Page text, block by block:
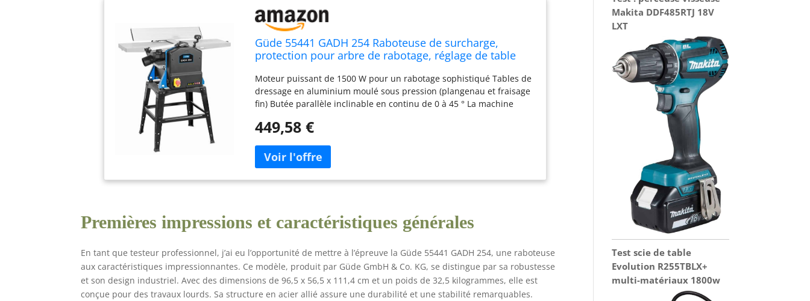
Güde 55441 GADH 254 Raboteuse de surcharge,
protection pour arbre de rabotage, réglage de table
Moteur puissant de 1500 W pour un rabotage sophistiqué Tables de
dressage en aluminium moulé sous pression (plangenau et fraisage
fin) Butée parallèle inclinable en continu de 0 à 45 ° La machine
4 pieds en acier d'angle solide pour un maintien optimal
449,58 €
Premières impressions et caractéristiques générales
En tant que testeur professionnel, j’ai eu l’opportunité de mettre à l’épreuve la Güde 55441 GADH 254, une raboteuse
aux caractéristiques impressionnantes. Ce modèle, produit par Güde GmbH & Co. KG, se distingue par sa robustesse
et son design industriel. Avec des dimensions de 96,5 x 56,5 x 111,4 cm et un poids de 32,5 kilogrammes, elle est
conçue pour des travaux lourds. Sa structure en acier allié assure une durabilité et une stabilité remarquables.
Makita DDF485RTJ 18V
LXT
Test scie de table
Evolution R255TBLX+
multi-matériaux 1800w